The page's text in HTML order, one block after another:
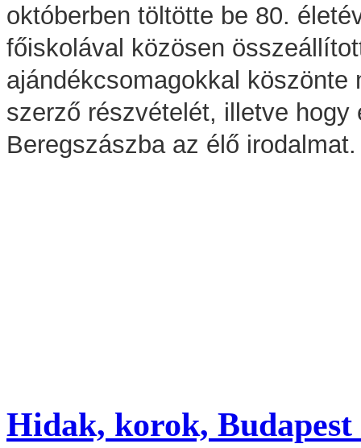
októberben töltötte be 80.
főiskolával közösen
ajándékcsomagokkal köszönte
szerző részvételét, illetve hogy
Beregszászba az élő irodalmat.
Hidak, korok, Budapest